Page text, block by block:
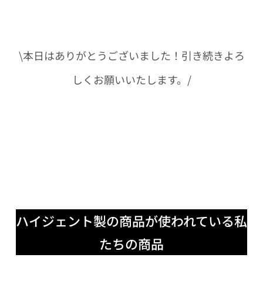
\本日はありがとうございました！引き続きよろ
しくお願いいたします。/
ハイジェント製の商品が使われている私
たちの商品